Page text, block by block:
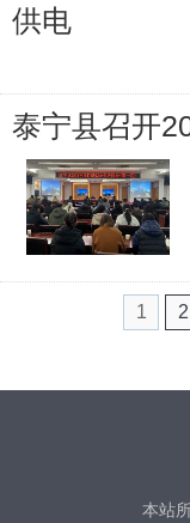
供电
泰宁县召开
1 2
本站